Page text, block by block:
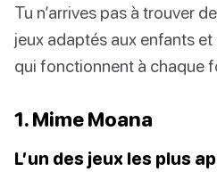
Tu n’arrives pas à trouver
jeux adaptés aux enfants
qui fonctionnent à chaque
1. Mime Moana
L’un des jeux les plus